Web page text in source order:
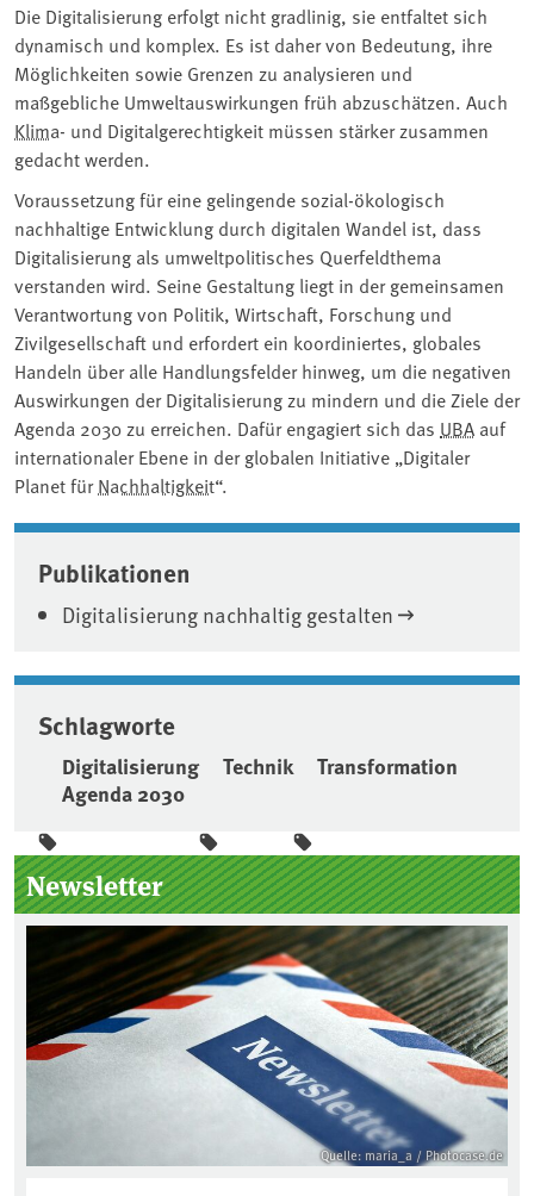
Die Digitalisierung erfolgt nicht gradlinig, sie entfaltet sich
dynamisch und komplex. Es ist daher von Bedeutung, ihre
Möglichkeiten sowie Grenzen zu analysieren und
maßgebliche Umweltauswirkungen früh abzuschätzen. Auch
Klima- und Digitalgerechtigkeit müssen stärker zusammen
gedacht werden.
Voraussetzung für eine gelingende sozial-ökologisch
nachhaltige Entwicklung durch digitalen Wandel ist, dass
Digitalisierung als umweltpolitisches Querfeldthema
verstanden wird. Seine Gestaltung liegt in der gemeinsamen
Verantwortung von Politik, Wirtschaft, Forschung und
Zivilgesellschaft und erfordert ein koordiniertes, globales
Handeln über alle Handlungsfelder hinweg, um die negativen
Auswirkungen der Digitalisierung zu mindern und die Ziele der
Agenda 2030 zu erreichen. Dafür engagiert sich das UBA auf
internationaler Ebene in der globalen Initiative „Digitaler
Planet fürNachhaltigkeit“.
Associated content
Publikationen
Digitalisierung nachhaltig gestalten
Schlagworte
Digitalisierung Technik
Transformation
Agenda 2030
Seitenleiste
Newsletter
Quelle: maria_a / Photocase.de